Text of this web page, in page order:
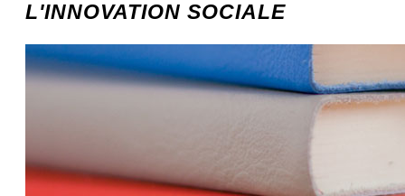
L'INNOVATION SOCIALE